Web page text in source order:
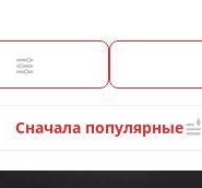
Сначала популярные